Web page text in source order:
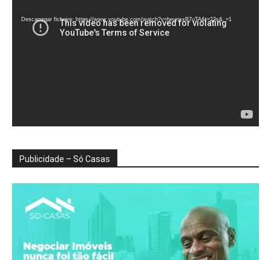
vídeo
Descarregar ficheiro: https://www.youtube.com/watch?v=heunxxB7uTA&t=22s&_=1
Publicidade – Só Casas